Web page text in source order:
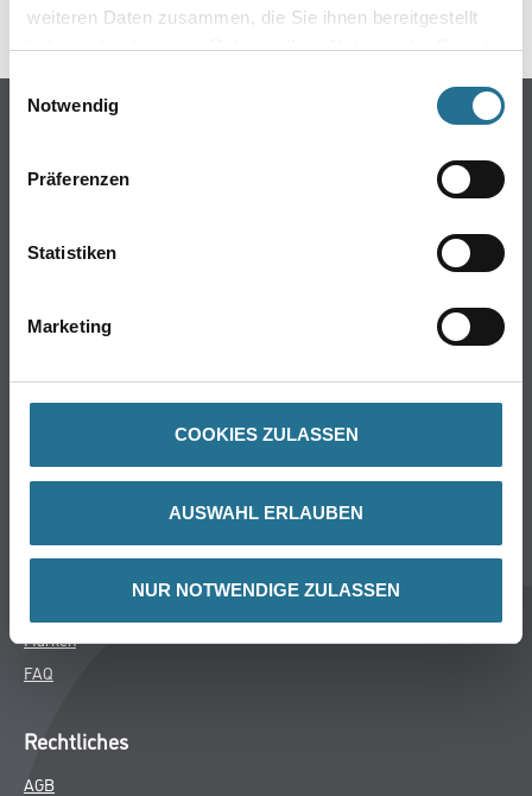
weiteren Daten zusammen, die Sie ihnen bereitgestellt
haben oder die sie im Rahmen Ihrer Nutzung der Dienste
Einwilligungsauswahl
Notwendig
Präferenzen
Statistiken
Marketing
COOKIES ZULASSEN
AUSWAHL ERLAUBEN
NUR NOTWENDIGE ZULASSEN
Online-Shop
Putze- und Spachtelmassen
Wand- & Deckenbeläge
CMS Gruppe
Aktuelles
Marken
FAQ
Rechtliches
AGB